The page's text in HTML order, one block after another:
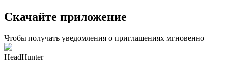
Скачайте приложение
Чтобы получать уведомления о приглашениях мгновенно
HeadHunter